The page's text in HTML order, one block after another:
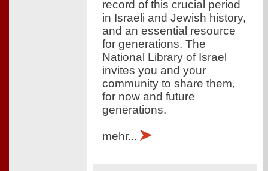
record of this crucial period
in Israeli and Jewish history,
and an essential resource
for generations. The
National Library of Israel
invites you and your
community to share them,
for now and future
generations.
mehr...